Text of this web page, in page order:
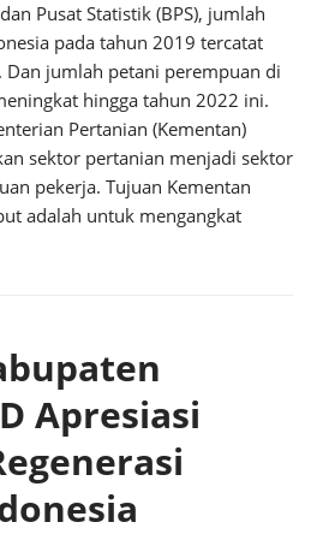
Pusat Statistik (BPS), jumlah
pada tahun 2019 tercatat
jumlah petani perempuan di
hingga tahun 2022 ini.
Pertanian (Kementan)
sektor pertanian menjadi sektor
pekerja. Tujuan Kementan
adalah untuk mengangkat
Apresiasi